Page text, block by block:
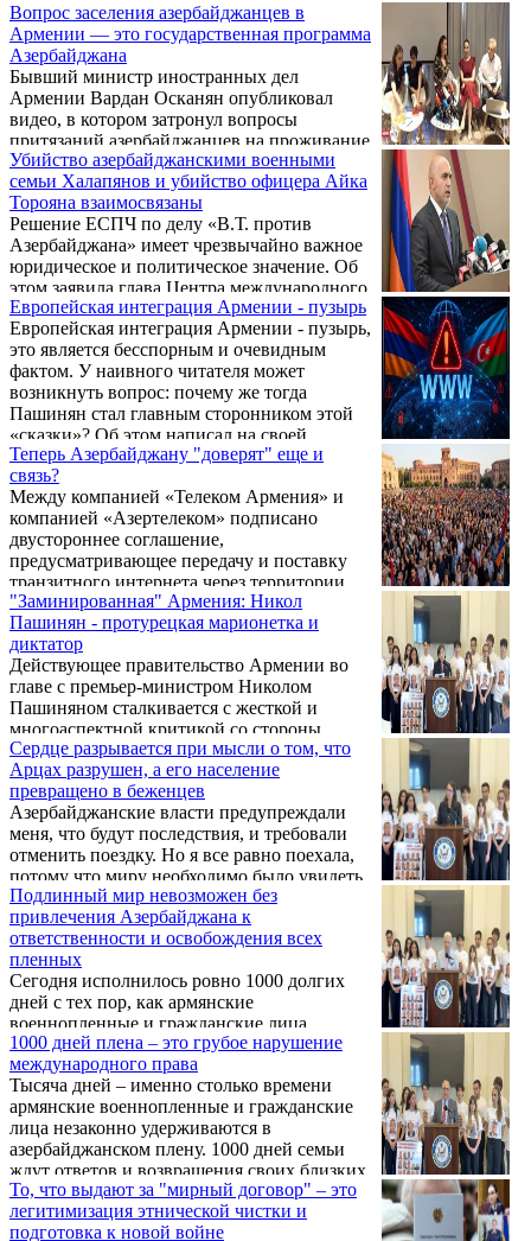
Николом Пашиняном демонстрирует
парализующую пассивность. Пока
азербайджанская дипломатия и лоббистские
структуры последовательно
интернационализируют ...
Вопрос заселения азербайджанцев в
Армении — это государственная программа
Азербайджана
Бывший министр иностранных дел
Армении Вардан Осканян опубликовал
видео, в котором затронул вопросы
притязаний азербайджанцев на проживание
в Армении и выборов.
Убийство азербайджанскими военными
семьи Халапянов и убийство офицера Айка
Торояна взаимосвязаны
Решение ЕСПЧ по делу «В.Т. против
Азербайджана» имеет чрезвычайно важное
юридическое и политическое значение. Об
этом заявила глава Центра международного
и сравнительного права, представитель
интересов армянских пленных в ЕСПЧ
Сирануш Саакян 24 июня на пресс-
конференции.
Европейская интеграция Армении - пузырь
Европейская интеграция Армении - пузырь,
это является бесспорным и очевидным
фактом. У наивного читателя может
возникнуть вопрос: почему же тогда
Пашинян стал главным сторонником этой
«сказки»? Об этом написал на своей
странице в Facebook заместитель
председателя РПА Армен Ашотян.
Теперь Азербайджану "доверят" еще и
связь?
Между компанией «Телеком Армения» и
компанией «Азертелеком» подписано
двустороннее соглашение,
предусматривающее передачу и поставку
транзитного интернета через территории
двух стран на коммерческой основе.
Армянская сторона комментирует это в
духе «новые возможности, международный
транзит, коммерческая выгода,
региональная интеграция».
"Заминированная" Армения: Никол
Пашинян - протурецкая марионетка и
диктатор
Действующее правительство Армении во
главе с премьер-министром Николом
Пашиняном сталкивается с жесткой и
многоаспектной критикой со стороны
оппозиционных сил. В вину властям
ставятся нелегитимность, внутренние
репрессии против политических
оппонентов, экономическое давление, а
также провальный внешнеполитический
курс, который ставит под угрозу
безопасность и само существование
армянского государства.
Сердце разрывается при мысли о том, что
Арцах разрушен, а его население
превращено в беженцев
Азербайджанские власти предупреждали
меня, что будут последствия, и требовали
отменить поездку. Но я все равно поехала,
потому что миру необходимо было увидеть
армянский народ, его общины, церкви и
глубокую связь со своей землей. Сегодня
мое сердце разрывается при мысли о том,
что Арцах разрушен, а его население
превращено в беженцев. Об этом на пресс-
конференции на Капитолийском холме,
приуроченной к тысячному дню
незаконного пленения армян, заявила
конгрессмен США Джуди Чу.
Подлинный мир невозможен без
привлечения Азербайджана к
ответственности и освобождения всех
пленных
Сегодня исполнилось ровно 1000 долгих
дней с тех пор, как армянские
военнопленные и гражданские лица
находятся под незаконным арестом в
Азербайджане, подвергаясь невыразимому
террору, насилию и угрозам казни. Я не
позволяю миру забыть об этих узниках, как
не позволяю забыть и о коренных армянах,
которые были насильственно изгнаны из
Арцаха – своей исторической родины. Об
этом на пресс-конференции на
Капитолийском холме заявила конгрессмен
США Лора Фримен, представляющая
1000 дней плена – это грубое нарушение
международного права
Тысяча дней – именно столько времени
армянские военнопленные и гражданские
лица незаконно удерживаются в
азербайджанском плену. 1000 дней семьи
ждут ответов и возвращения своих близких.
Мы собрались здесь сегодня, потому что
мир никогда не должен забывать о
продолжающихся преступлениях
То, что выдают за "мирный договор" – это
легитимизация этнической чистки и
подготовка к новой войне